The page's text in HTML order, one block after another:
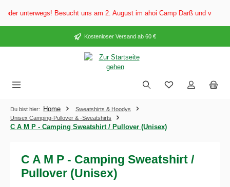
springen
unterwegs! Besucht uns am 2. August im ahoi Camp Darß und vom 3.
Kostenloser Versand ab 60 €
Du bist hier: Home
Sweatshirts & Hoodys
Unisex Camping-Pullover & -Sweatshirts
C A M P - Camping Sweatshirt / Pullover (Unisex)
C A M P - Camping Sweatshirt /
Pullover (Unisex)